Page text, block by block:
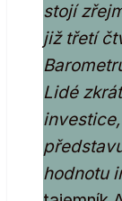
stojí
již třetí
Lidé
hodnotu